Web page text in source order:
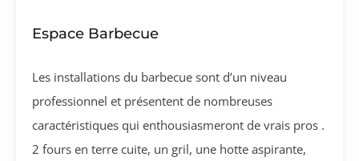
Espace Barbecue
Les installations du barbecue sont d’un niveau
professionnel et présentent de nombreuses
caractéristiques qui enthousiasmeront de vrais pros .
2 fours en terre cuite, un gril, une hotte aspirante,